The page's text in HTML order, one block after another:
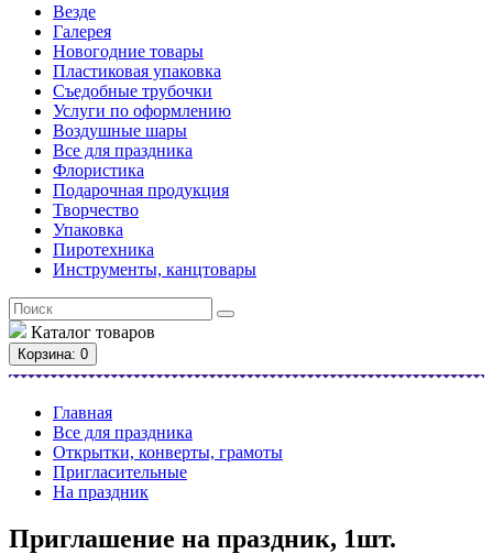
Везде
Галерея
Новогодние товары
Пластиковая упаковка
Съедобные трубочки
Услуги по оформлению
Воздушные шары
Все для праздника
Флористика
Подарочная продукция
Творчество
Упаковка
Пиротехника
Инструменты, канцтовары
Каталог товаров
Корзина: 0
Главная
Все для праздника
Открытки, конверты, грамоты
Пригласительные
На праздник
Приглашение на праздник, 1шт.